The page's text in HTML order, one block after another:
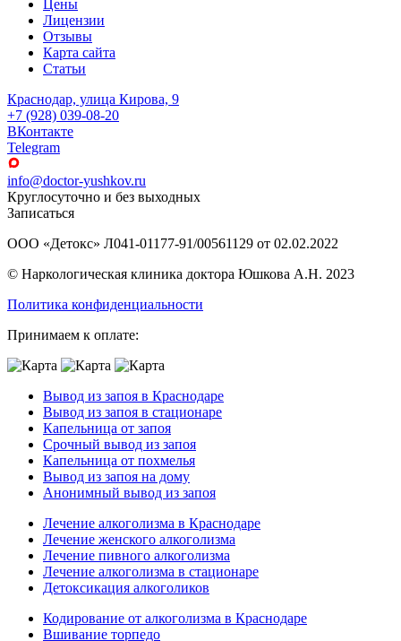
Цены
Лицензии
Отзывы
Карта сайта
Статьи
Краснодар, улица Кирова, 9
+7 (928) 039-08-20
ВКонтакте
Telegram
info@doctor-yushkov.ru
Круглосуточно и без выходных
Записаться
ООО «Детокс» Л041-01177-91/00561129 от 02.02.2022
© Наркологическая клиника доктора Юшкова А.Н. 2023
Политика конфиденциальности
Принимаем к оплате:
Вывод из запоя в Краснодаре
Вывод из запоя в стационаре
Капельница от запоя
Срочный вывод из запоя
Капельница от похмелья
Вывод из запоя на дому
Анонимный вывод из запоя
Лечение алкоголизма в Краснодаре
Лечение женского алкоголизма
Лечение пивного алкоголизма
Лечение алкоголизма в стационаре
Детоксикация алкоголиков
Кодирование от алкоголизма в Краснодаре
Вшивание торпедо